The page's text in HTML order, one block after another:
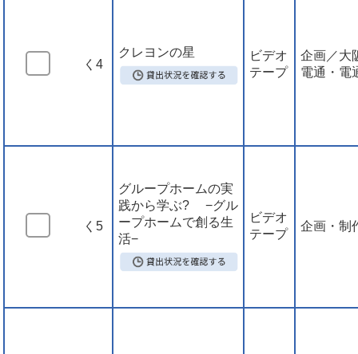
く4
クレヨンの星
ビデオ
テープ
企画／大
電通・電
く5
グループホームの実
践から学ぶ? −グル
ープホームで創る生
活−
ビデオ
テープ
企画・制